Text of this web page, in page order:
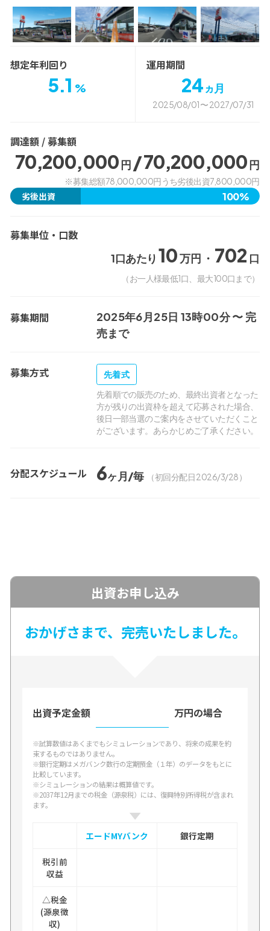
想定年利回り
5.1 %
運用期間
24ヵ月
2025/08/01 〜 2027/07/31
調達額 / 募集額
70,200,000円 / 70,200,000円
※募集総額78,000,000円うち劣後出資7,800,000円
劣後出資 100%
募集単位・口数
1口あたり 10万円 ・ 702 口
（お一人様最低1口、最大100口まで）
募集期間 2025年6月25日 13時00分 〜 完
売まで
募集方式
先着式
先着順での販売のため、最終出資者となった
方が残りの出資枠を超えて応募された場合、
後日一部当選のご案内をさせていただくこと
がございます。あらかじめご了承ください。
分配スケジュール 6ヶ月/毎 （初回分配日 2026/3/28）
出資お申し込み
おかげさまで、完売いたしました。
出資予定金額 万円の場合
※試算数値はあくまでもシミュレーションであり、将来の成果を約
束するものではありません。
※銀行定期はメガバンク数行の定期預金（１年）のデータをもとに
比較しています。
※シミュレーションの結果は概算値です。
※2037年12月までの税金（源泉税）には、復興特別所得税が含まれ
ます。
エードMYバンク 銀行定期
税引前
収益
△税金
(源泉徴
収)